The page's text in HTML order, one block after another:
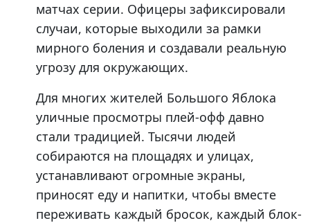
матчах серии. Офицеры зафиксировали
случаи, которые выходили за рамки
мирного боления и создавали реальную
угрозу для окружающих.
Для многих жителей Большого Яблока
уличные просмотры плей-офф давно
стали традицией. Тысячи людей
собираются на площадях и улицах,
устанавливают огромные экраны,
приносят еду и напитки, чтобы вместе
переживать каждый бросок, каждый блок-